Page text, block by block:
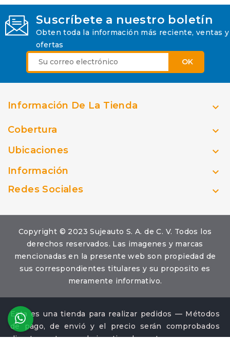
Suscríbete a nuestro boletín
Obten toda la información más reciente, ventas y
ofertas
Información De La Tienda 
Cobertura 
Ubicaciones 
Información 
Redes Sociales 
Copyright © 2023 Sujeauto S. A. de C. V. Todos los
derechos reservados. Las imagenes y marcas
mencionadas en la presente web son propiedad de
sus correspondientes titulares y su proposito es
meramente informativo.
Esta es una tienda para realizar pedidos — Métodos
de pago, de envió y el precio serán comprobados
directamente con el ejecutivo de ventas.